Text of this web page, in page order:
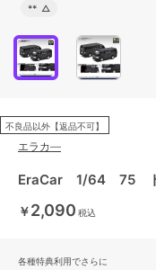
** △
不良品以外【返品不可】
エラカ―
EraCar 1/64 75 ト
￥2,090 税込
各種特典利用でさらに